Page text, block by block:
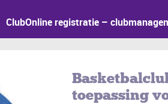
ClubOnline registratie –
toepassing